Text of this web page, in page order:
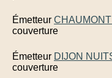
Émetteur
couverture
Émetteur DIJON
couverture